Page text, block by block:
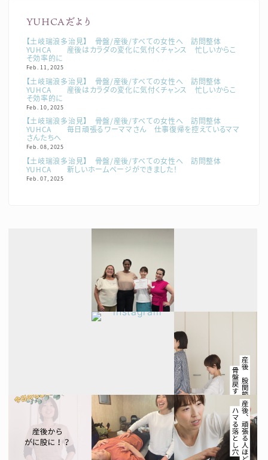
YUHCAだより
【土岐瑞浪多治見】 骨盤/産後/すべての女性へ 訪問整体
YUHCA 産後はカラダの変化に気付くチャンス 忙しいからこ
そ効率的に
Feb. 11, 2025
【土岐瑞浪多治見】 骨盤/産後/すべての女性へ 訪問整体
YUHCA 産後はカラダの変化に気付くチャンス 忙しいからこ
そ効率的に
Feb. 10, 2025
【土岐瑞浪多治見】 骨盤/産後/すべての女性へ 訪問整体
YUHCA 毎日頑張るワーママさん 仕事復帰を控えているママ
さんたちへ
Feb. 08, 2025
【土岐瑞浪多治見】 骨盤/産後/すべての女性へ 訪問整体
YUHCA 新しいホームページができました！
Feb. 07, 2025